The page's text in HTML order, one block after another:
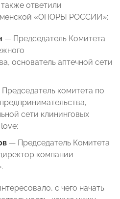
ответили
«ОПОРЫ РОССИИ»:
— Председатель Комитета
основатель аптечной сети
комитета по
сети клининговых
— Председатель Комитета
компании
с чего начать